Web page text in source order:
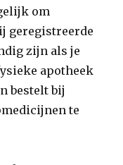
om
geregistreerde
zijn als je
apotheek
bestelt bij
te